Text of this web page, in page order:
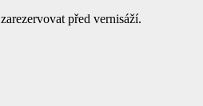
před vernisáží.